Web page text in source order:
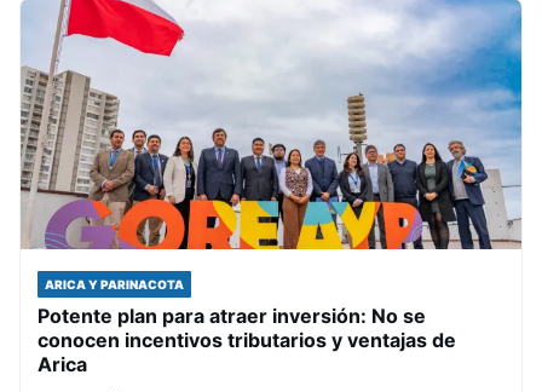
ARICA Y PARINACOTA
Potente plan para atraer inversión: No se
conocen incentivos tributarios y ventajas de
Arica